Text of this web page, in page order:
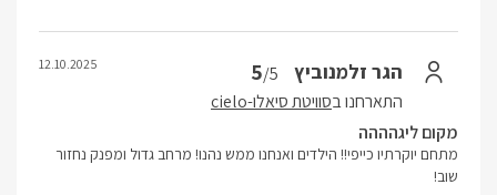
הגר זלמנוביץ 5/5
התארחנו בסוויטת סיאלו-cielo
12.10.2025
מקום ליגהההה
מתחם יוקרתיו כייפי!! הילדים ואנחנו ממש נהנו! מרחב גדול ומפנק נחזור
שוב!